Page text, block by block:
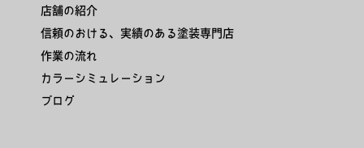
店舗の紹介
信頼のおける、実績のある塗装専門店
作業の流れ
カラーシミュレーション
ブログ